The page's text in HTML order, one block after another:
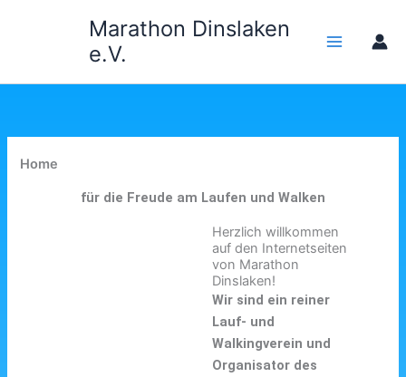
Marathon Dinslaken
e.V.
Home
für die Freude am Laufen und Walken
Herzlich willkommen
auf den Internetseiten
von Marathon
Dinslaken!
Wir sind ein reiner
Lauf- und
Walkingverein und
Organisator des